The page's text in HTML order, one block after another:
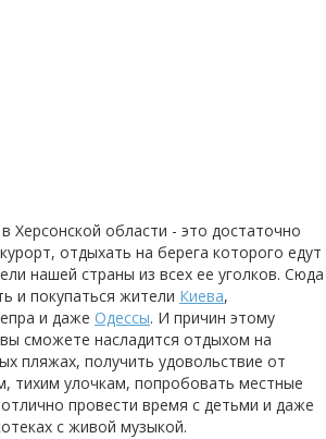
Херсонской области - это достаточно
отдыхать на берега которого едут
нашей страны из всех ее уголков. Сюда
и покупаться жители Киева,
и даже Одессы. И причин этому
сможете насладится отдыхом на
пляжах, получить удовольствие от
тихим улочкам, попробовать местные
провести время с детьми и даже
с живой музыкой.